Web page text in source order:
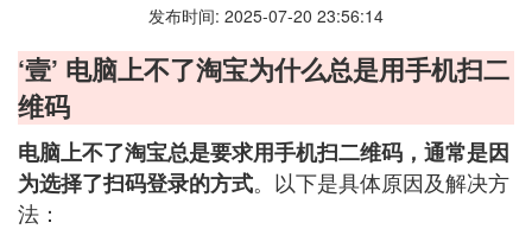
发布时间: 2025-07-20 23:56:14
‘壹’ 电脑上不了淘宝为什么总是用手机扫二
维码
电脑上不了淘宝总是要求用手机扫二维码，通常是因
为选择了扫码登录的方式。以下是具体原因及解决方
法：